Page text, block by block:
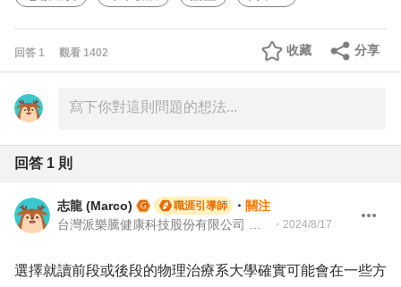
回答 1 觀看 1402 分享
收藏
回答 1 則
志龍 (Marco) 職涯引導師 ・ 關注
・ 2024/8/17
選擇就讀前段或後段的物理治療系大學確實可能會在一些方